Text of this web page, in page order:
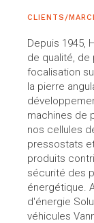
CLIENTS/
Depuis 1945,
de qualité, de
focalisation
la pierre
machines de
nos cellules
pressostats
produits
sécurité des
énergétique.
d'énergie
véhicules